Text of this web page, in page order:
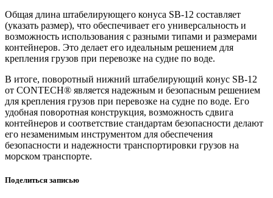
Общая длина штабелирующего конуса SB-12 составляет
(указать размер), что обеспечивает его универсальность и
возможность использования с разными типами и размерами
контейнеров. Это делает его идеальным решением для
крепления грузов при перевозке на судне по воде.
В итоге, поворотный нижний штабелирующий конус SB-12
от CONTECH® является надежным и безопасным решением
для крепления грузов при перевозке на судне по воде. Его
удобная поворотная конструкция, возможность сдвига
контейнеров и соответствие стандартам безопасности делают
его незаменимым инструментом для обеспечения
безопасности и надежности транспортировки грузов на
морском транспорте.
Поделиться записью